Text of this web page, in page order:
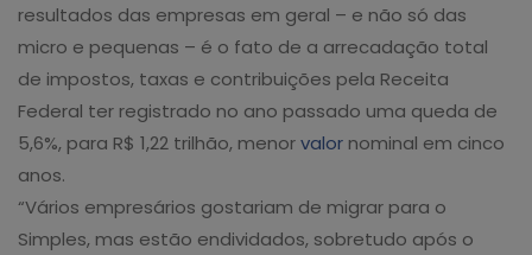
resultados das empresas em geral – e não só das
micro e pequenas – é o fato de a arrecadação total
de impostos, taxas e contribuições pela Receita
Federal ter registrado no ano passado uma queda de
5,6%, para R$ 1,22 trilhão, menorvalor nominal em cinco
anos.
“Vários empresários gostariam de migrar para o
Simples, mas estão endividados, sobretudo após o